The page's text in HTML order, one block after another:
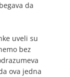
da
uveli su
bez
ova jedna